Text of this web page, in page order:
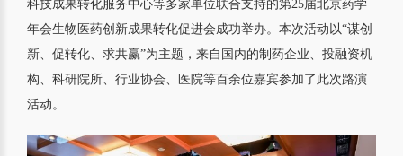
科技成果转化服务中心等多家单位联合支持的第25届北京药学
年会生物医药创新成果转化促进会成功举办。本次活动以“谋创
新、促转化、求共赢”为主题，来自国内的制药企业、投融资机
构、科研院所、行业协会、医院等百余位嘉宾参加了此次路演
活动。